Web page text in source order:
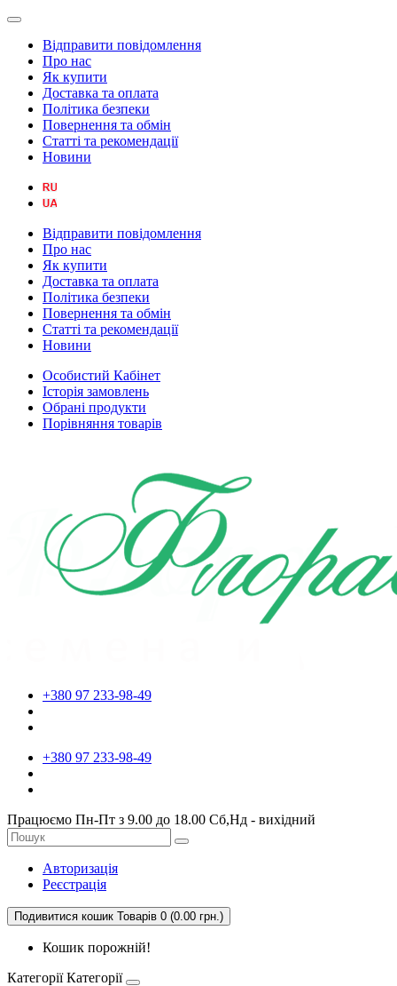
Відправити повідомлення
Про нас
Як купити
Доставка та оплата
Політика безпеки
Повернення та обмін
Статті та рекомендації
Новини
Відправити повідомлення
Про нас
Як купити
Доставка та оплата
Політика безпеки
Повернення та обмін
Статті та рекомендації
Новини
Особистий Кабінет
Історія замовлень
Обрані продукти
Порівняння товарів
+380 97 233-98-49
+380 97 233-98-49
Працюємо Пн-Пт з 9.00 до 18.00 Сб,Нд - вихідний
Авторизація
Реєстрація
Подивитися кошик Товарів 0 (0.00 грн.)
Кошик порожній!
Категорії Категорії